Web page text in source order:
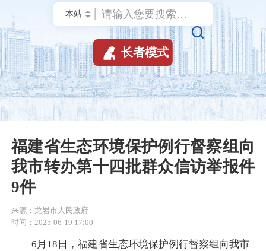

 长者模式
福建省生态环境保护例行督察组向
我市转办第十四批群众信访举报件
9件
来源：龙岩市人民政府
时间：2025-06-19 17:00
6月18日，福建省生态环境保护例行督察组向我市